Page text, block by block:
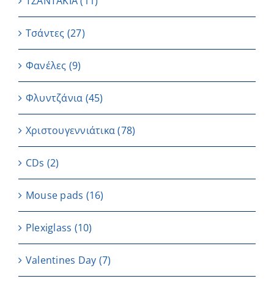
Τσάντες (27)
Φανέλες (9)
Φλυντζάνια (45)
Χριστουγεννιάτικα(78)
CDs (2)
Μouse pads (16)
Plexiglass (10)
Valentines Day (7)